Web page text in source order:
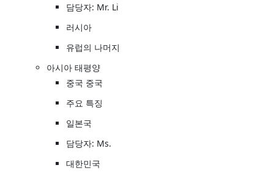
담당자: Mr. Li
러시아
유럽의 나머지
아시아 태평양
중국 중국
주요 특징
일본국
담당자: Ms.
대한민국